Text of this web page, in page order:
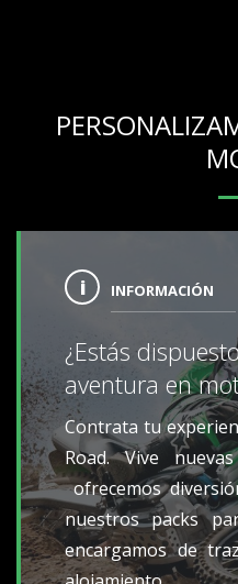
INFORMACIÓN
¿Estás
aventura en
Contrata tu
Road. Vive
ofrecemos
nuestros packs
encargamos de